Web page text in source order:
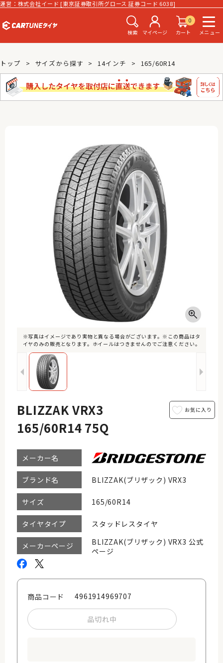
運営：株式会社イード [東京証券取引所グロース 証券コード 6038]
検索 マイページ
0
カート
メニュー
トップ サイズから探す 14インチ 165/60R14
※写真はイメージであり実物と異なる場合がございます。※この商品はタ
イヤのみの販売となります。ホイールはつきませんのでご注意ください。
BLIZZAK VRX3
165/60R14 75Q
メーカー名
ブランド名 BLIZZAK(ブリザック) VRX3
サイズ 165/60R14
タイヤタイプ スタッドレスタイヤ
メーカーページ
BLIZZAK(ブリザック) VRX3 公式
ページ
商品コード 4961914969707
品切れ中